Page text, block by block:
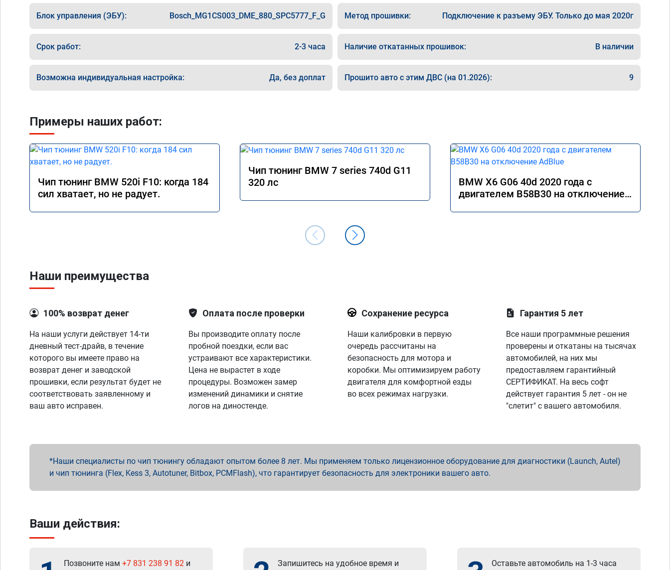
Блок управления (ЭБУ): Bosch_MG1CS003_DME_880_SPC5777_F_G Метод прошивки: Подключение к разъему ЭБУ. Только до мая 2020г
Срок работ: 2-3 часа Наличие откатанных прошивок: В наличии
Возможна индивидуальная настройка: Да, без доплат Прошито авто с этим ДВС (на 01.2026): 9
Примеры наших работ:
Чип тюнинг BMW 520i F10: когда 184
сил хватает, но не радует.
Чип тюнинг BMW 7 series 740d G11
320 лс
BMW X6 G06 40d 2020 года с
двигателем B58B30 на отключение
Наши преимущества
100% возврат денег
На наши услуги действует 14-ти
дневный тест-драйв, в течение
которого вы имеете право на
возврат денег и заводской
прошивки, если результат будет не
соответствовать заявленному и
ваш авто исправен.
Оплата после проверки
Вы производите оплату после
пробной поездки, если вас
устраивают все характеристики.
Цена не вырастет в ходе
процедуры. Возможен замер
изменений динамики и снятие
логов на диностенде.
Сохранение ресурса
Наши калибровки в первую
очередь рассчитаны на
безопасность для мотора и
коробки. Мы оптимизируем работу
двигателя для комфортной езды
во всех режимах нагрузки.
Гарантия 5 лет
Все наши программные решения
проверены и откатаны на тысячах
автомобилей, на них мы
предоставляем гарантийный
СЕРТИФИКАТ. На весь софт
действует гарантия 5 лет - он не
"слетит" с вашего автомобиля.
Наши специалисты по чип тюнингу обладают опытом более 8 лет. Мы применяем только лицензионное оборудование для диагностики (Launch, Autel)
и чип тюнинга (Flex, Kess 3, Autotuner, Bitbox, PCMFlash), что гарантирует безопасность для электроники вашего авто.
Ваши действия:
Позвоните нам +7 831 238 91 82 и Запишитесь на удобное время и Оставьте автомобиль на 1-3 часа